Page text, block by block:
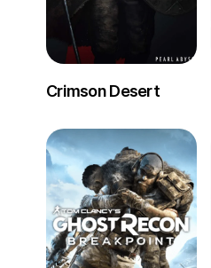
Crimson Desert